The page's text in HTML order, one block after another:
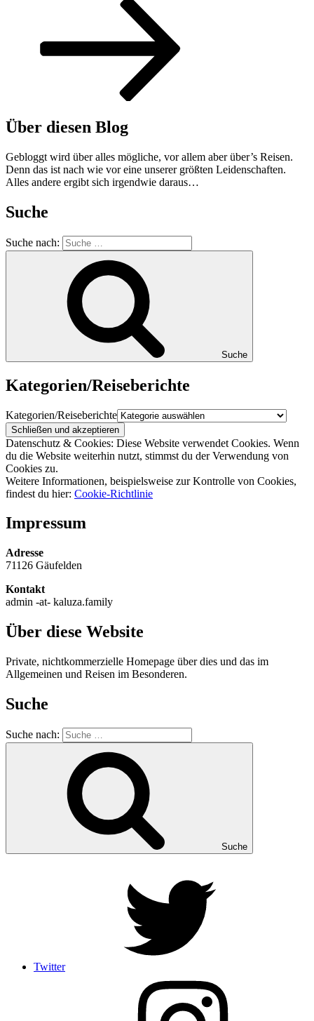
Über diesen Blog
Gebloggt wird über alles mögliche, vor allem aber über’s Reisen.
Denn das ist nach wie vor eine unserer größten Leidenschaften.
Alles andere ergibt sich irgendwie daraus…
Suche
Suche nach:
Suche
Kategorien/Reiseberichte
Kategorien/Reiseberichte
Datenschutz & Cookies: Diese Website verwendet Cookies. Wenn
du die Website weiterhin nutzt, stimmst du der Verwendung von
Cookies zu.
Weitere Informationen, beispielsweise zur Kontrolle von Cookies,
findest du hier: Cookie-Richtlinie
Impressum
Adresse
71126 Gäufelden
Kontakt
admin -at- kaluza.family
Über diese Website
Private, nichtkommerzielle Homepage über dies und das im
Allgemeinen und Reisen im Besonderen.
Suche
Suche nach:
Suche
Twitter